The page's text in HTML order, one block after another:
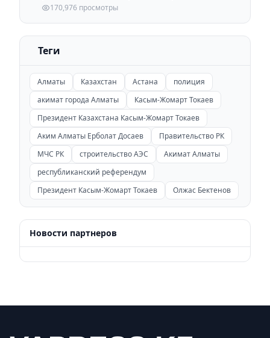
170,976 просмотры
Теги
Алматы Казахстан Астана
полиция
акимат города Алматы
Касым-Жомарт Токаев
Президент Казахстана Касым-Жомарт Токаев
Аким Алматы Ерболат Досаев
Правительство РК
МЧС РК
строительство АЭС
Акимат Алматы
республиканский референдум
Президент Касым-Жомарт Токаев
Олжас Бектенов
Новости партнеров